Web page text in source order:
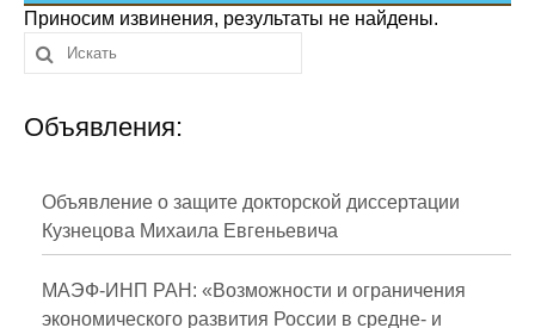
Сотрудники
Отчетность
Противодействие коррупции
Публикации
Научная жизнь
Приносим извинения, результаты не найдены.
Объявления:
Объявление о защите докторской диссертации
Кузнецова Михаила Евгеньевича
МАЭФ-ИНП РАН: «Возможности и ограничения
экономического развития России в средне- и